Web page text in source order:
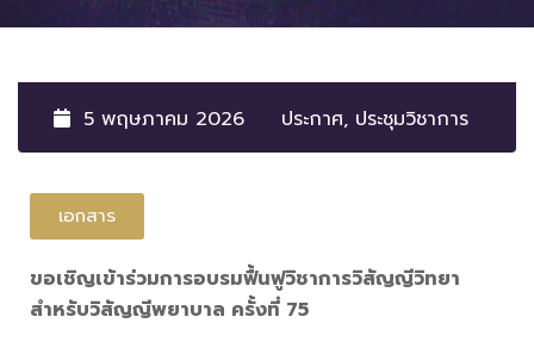
5 พฤษภาคม 2026 ประกาศ, ประชุมวิชาการ
เอกสาร
ขอเชิญเข้าร่วมการอบรมฟื้นฟูวิชาการวิสัญญีวิทยา
สำหรับวิสัญญีพยาบาล ครั้งที่ 75